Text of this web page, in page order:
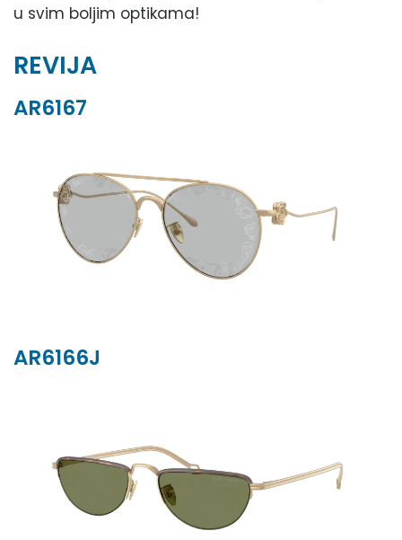
u svim boljim optikama!
REVIJA
AR6167
AR6166J